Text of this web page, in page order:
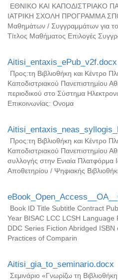
ΕΘΝΙΚΟ ΚΑΙ ΚΑΠΟΔΙΣΤΡΙΑΚΟ
ΙΑΤΡΙΚΗ ΣΧΟΛΗ ΠΡΟΓΡΑΜΜΑ
Μαθημάτων / Συγγραμμάτων για
Τίτλος Μαθήματος Επιλογές
Aitisi_entaxis_ePub_v2f.docx
Προς:τη Βιβλιοθήκη και Κέντρο
Καποδιστριακού Πανεπιστημίου
περιοδικού στο Σύστημα
Επικοινωνίας: Ονομα
Προς:τη Βιβλιοθήκη και Κέντρο
Καποδιστριακού Πανεπιστημίου
συλλογής στην Ενιαία Πλατφόρμα
Αποθετηρίου / Ψηφιακής
Book ID Title Subtitle Contract
Year BISAC LCC LCSH
DDC Series Fiction Abridged
Practices of Comparin
Aitisi_gia_to_seminario.docx
Σεμινάριο «Γνωρίζω τη